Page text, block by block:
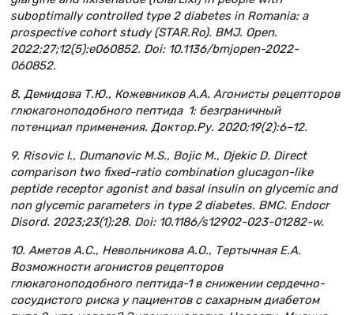
suboptimally controlled type 2 diabetes in Romania: a
prospective cohort study (STAR.Ro). BMJ. Open.
2022;27;12(5):e060852. Doi: 10.1136/bmjopen-2022-
060852.
8. Демидова Т.Ю., Кожевников А.А. Агонисты рецепторов
глюкагоноподобного пептида 1: безграничный
потенциал применения. Доктор.Ру. 2020;19(2):6–12.
9. Risovic I., Dumanovic M.S., Bojic M., Djekic D. Direct
comparison two fixed-ratio combination glucagon-like
peptide receptor agonist and basal insulin on glycemic and
non glycemic parameters in type 2 diabetes. BMC. Endocr
Disord. 2023;23(1):28. Doi: 10.1186/s12902-023-01282-w.
10. Аметов А.С., Невольникова А.О., Тертычная Е.А.
Возможности агонистов рецепторов
глюкагоноподобного пептида-1 в снижении сердечно-
сосудистого риска у пациентов с сахарным диабетом